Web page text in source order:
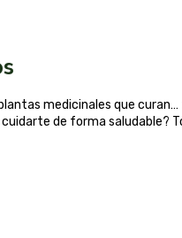
medicinales que
de forma saludable?